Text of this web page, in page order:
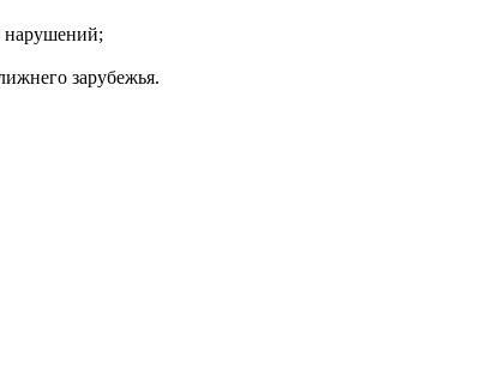
нарушений;
зарубежья.